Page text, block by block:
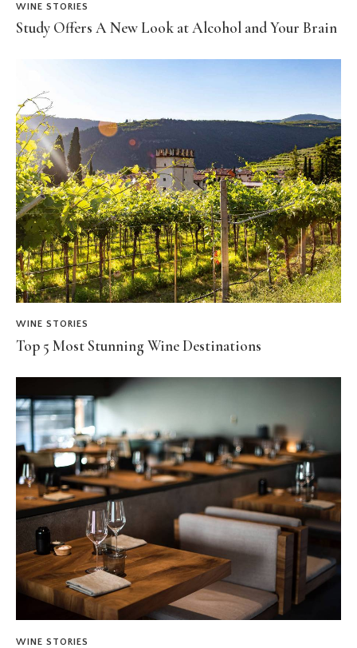
WINE STORIES
Study Offers A New Look at Alcohol and Your Brain
WINE STORIES
Top 5 Most Stunning Wine Destinations
WINE STORIES